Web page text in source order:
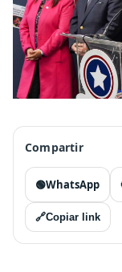
Compartir
🟢WhatsApp
🔗Copiar link